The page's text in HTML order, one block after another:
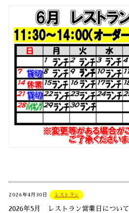
2026年4月30日 レストラン
2026年5月 レストラン営業日について